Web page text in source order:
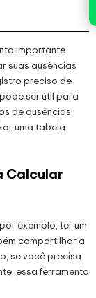
importante
suas ausências
preciso de
ser útil para
de ausências
uma tabela
Calcular
exemplo, ter um
compartilhar a
se você precisa
essa ferramenta